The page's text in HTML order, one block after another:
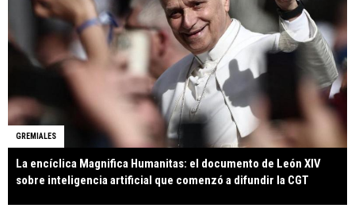
GREMIALES
La encíclica Magnifica Humanitas: el documento de León XIV
sobre inteligencia artificial que comenzó a difundir la CGT